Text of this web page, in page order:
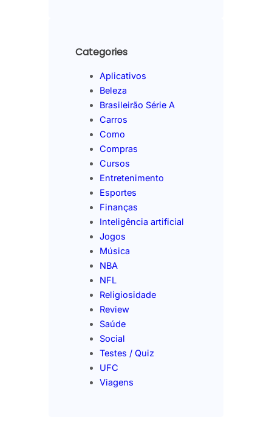
Categories
Aplicativos
Beleza
Brasileirão Série A
Carros
Como
Compras
Cursos
Entretenimento
Esportes
Finanças
Inteligência artificial
Jogos
Música
NBA
NFL
Religiosidade
Review
Saúde
Social
Testes / Quiz
UFC
Viagens